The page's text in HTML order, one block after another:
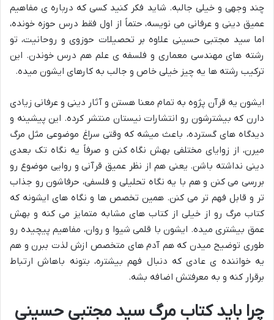
چند وجهی و خیلی جالبه. شاید فکر کنید کسی که درباره ی مفاهیم
عمیق دینی و عرفانی می نویسه، حتماً از اول فقط درس حوزه خونده،
اما سید مجتبی حسینی علاوه بر تحصیلات حوزوی و روحانیت، تو
رشته های مهندسی معماری و فلسفه ی علم هم درس خوندن. این
ترکیب رشته ها یه چیز خیلی خاص و جالب به کارهای ایشون میده.
ایشون یه قرآن پژوه به تمام معنا هستن و آثار دینی و عرفانی زیادی
دارن که بیشترشون رو انتشارات نیستان منتشر کرده. این پیشینه و
دیدگاه های گسترده، باعث میشه که وقتی سراغ موضوعی مثل مرگ
میرن، از زوایای مختلفی بهش نگاه کنن و صرفاً یه نگاه تک بعدی
دینی نداشته باشن. یعنی هم از نظر عمیق قرآنی و روایی موضوع رو
بررسی می کنن و هم با یه نگاه تحلیلی و فلسفی، حرفاشون رو جذاب
تر و قابل فهم تر می کنن. همین تخصص ها و نگاه های ایشونه که
کتاب مرگ رو از خیلی از کتاب های مشابه متمایز می کنه و بهش
عمق بیشتری میده. ایشون با قلمی شیوا و روان، مفاهیم پیچیده رو
طوری توضیح میدن که هم آدم های متخصص ازش لذت ببرن و هم
یه خواننده ی عادی که دنبال فهم بیشتره، بتونه باهاش ارتباط
برقرار کنه و به معرفتش اضافه بشه.
چرا باید کتاب مرگ سید مجتبی حسینی